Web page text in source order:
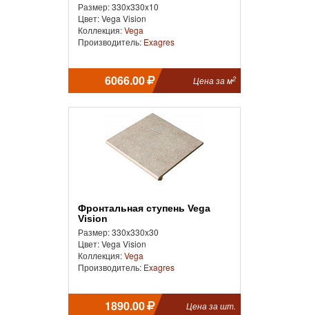
Размер: 330x330x10
Цвет: Vega Vision
Коллекция:Vega
Производитель: Exagres
6066.00 Цена за м2
Фронтальная ступень Vega
Vision
Размер: 330x330x30
Цвет: Vega Vision
Коллекция:Vega
Производитель: Exagres
1890.00 Цена за шт.